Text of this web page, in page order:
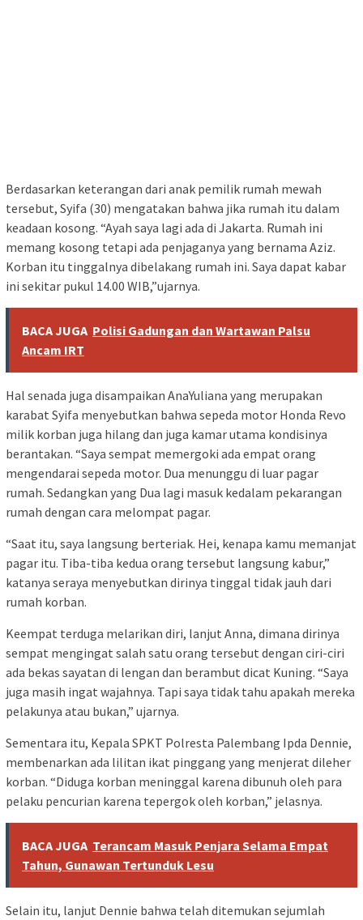
Berdasarkan keterangan dari anak pemilik rumah mewah
tersebut, Syifa (30) mengatakan bahwa jika rumah itu dalam
keadaan kosong. “Ayah saya lagi ada di Jakarta. Rumah ini
memang kosong tetapi ada penjaganya yang bernama Aziz.
Korban itu tinggalnya dibelakang rumah ini. Saya dapat kabar
ini sekitar pukul 14.00 WIB,”ujarnya.
BACA JUGA Polisi Gadungan dan Wartawan Palsu
Ancam IRT
Hal senada juga disampaikan AnaYuliana yang merupakan
karabat Syifa menyebutkan bahwa sepeda motor Honda Revo
milik korban juga hilang dan juga kamar utama kondisinya
berantakan. “Saya sempat memergoki ada empat orang
mengendarai sepeda motor. Dua menunggu di luar pagar
rumah. Sedangkan yang Dua lagi masuk kedalam pekarangan
rumah dengan cara melompat pagar.
“Saat itu, saya langsung berteriak. Hei, kenapa kamu memanjat
pagar itu. Tiba-tiba kedua orang tersebut langsung kabur,”
katanya seraya menyebutkan dirinya tinggal tidak jauh dari
rumah korban.
Keempat terduga melarikan diri, lanjut Anna, dimana dirinya
sempat mengingat salah satu orang tersebut dengan ciri-ciri
ada bekas sayatan di lengan dan berambut dicat Kuning. “Saya
juga masih ingat wajahnya. Tapi saya tidak tahu apakah mereka
pelakunya atau bukan,” ujarnya.
Sementara itu, Kepala SPKT Polresta Palembang Ipda Dennie,
membenarkan ada lilitan ikat pinggang yang menjerat dileher
korban. “Diduga korban meninggal karena dibunuh oleh para
pelaku pencurian karena tepergok oleh korban,” jelasnya.
BACA JUGA Terancam Masuk Penjara Selama Empat
Tahun, Gunawan Tertunduk Lesu
Selain itu, lanjut Dennie bahwa telah ditemukan sejumlah